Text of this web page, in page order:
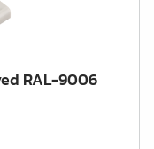
RAL-9006